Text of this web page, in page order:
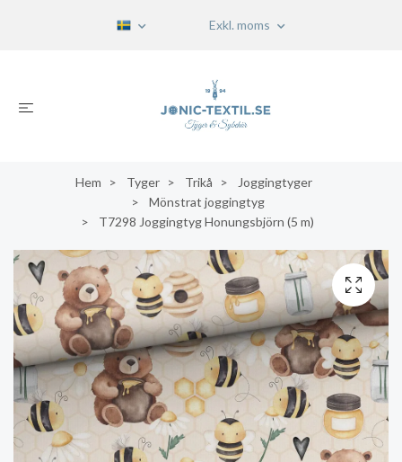
Exkl. moms
Hem Tyger Trikå
Joggingtyger
Mönstrat joggingtyg
T7298 Joggingtyg Honungsbjörn (5 m)